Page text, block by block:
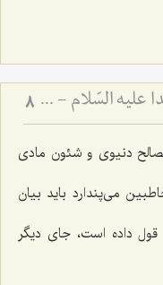
آداب مجالس عزاداری سیدالشهدا علیه السّلام - و دستورات بزرگان راجع به ماه‌های محرم و صفر 8
دنیوی و شئون مادی
می‌پندارد باید بیان
داده است، جای دیگر